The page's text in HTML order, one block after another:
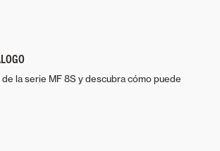
la serie MF 8S y descubra cómo puede